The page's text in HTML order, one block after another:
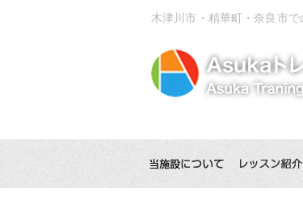
木津川市・精華町・奈良市